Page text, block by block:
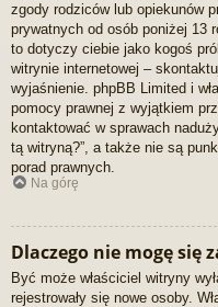
zgody rodziców lub opiekunów
prywatnych od osób poniżej 13
to dotyczy ciebie jako kogoś
witrynie internetowej –
wyjaśnienie. phpBB Limited i
pomocy prawnej z wyjątkiem
kontaktować w sprawach
tą witryną?”, a także nie są
porad prawnych.
Na górę
Dlaczego nie mogę się
Być może właściciel witryny
rejestrowały się nowe osoby.